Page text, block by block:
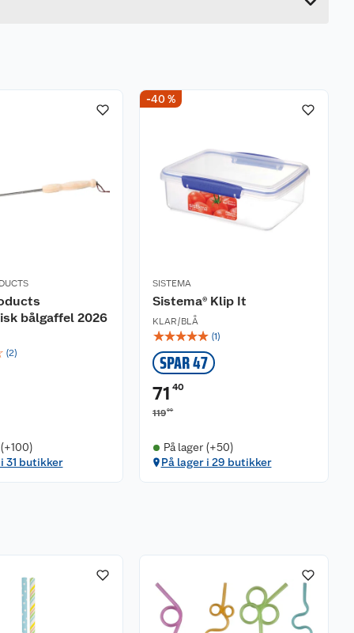
bålgaffel 2026
(2)
31 butikker
-40 %
SISTEMA
Sistema® Klip It
KLAR/BLÅ
☆☆☆☆☆ (1)
SPAR 47
71 40
11900
På lager (+50)
På lager i 29 butikker